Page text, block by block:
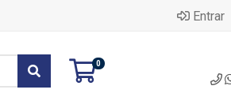
Entrar
0